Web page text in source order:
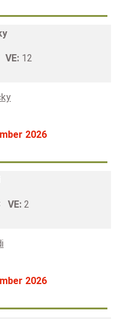
VE: 12
2026
VE: 2
2026